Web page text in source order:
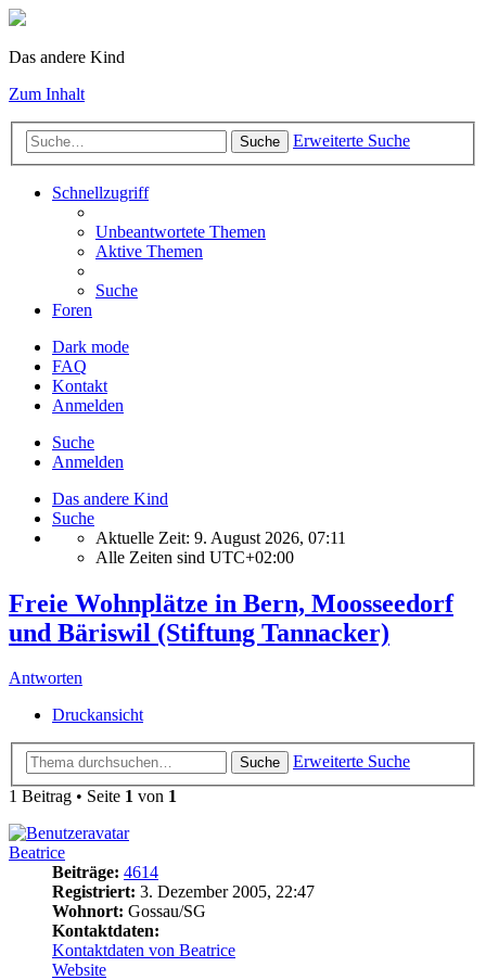
Das andere Kind
Zum Inhalt
Suche Erweiterte Suche
Schnellzugriff
Unbeantwortete Themen
Aktive Themen
Suche
Foren
Dark mode
FAQ
Kontakt
Anmelden
Suche
Anmelden
Das andere Kind
Suche
Aktuelle Zeit: 9. August 2026, 07:11
Alle Zeiten sind UTC+02:00
Freie Wohnplätze in Bern, Moosseedorf
und Bäriswil (Stiftung Tannacker)
Antworten
Druckansicht
Suche
Erweiterte Suche
1 Beitrag • Seite 1 von 1
Beatrice
Beiträge: 4614
Registriert: 3. Dezember 2005, 22:47
Wohnort: Gossau/SG
Kontaktdaten:
Kontaktdaten von Beatrice
Website